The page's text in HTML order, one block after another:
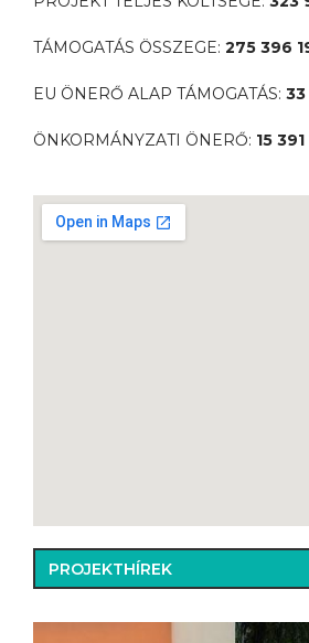
TÁMOGATÁS ÖSSZEGE: 275 396
EU ÖNERŐ ALAP TÁMOGATÁS:
ÖNKORMÁNYZATI ÖNERŐ: 15
PROJEKTHÍREK